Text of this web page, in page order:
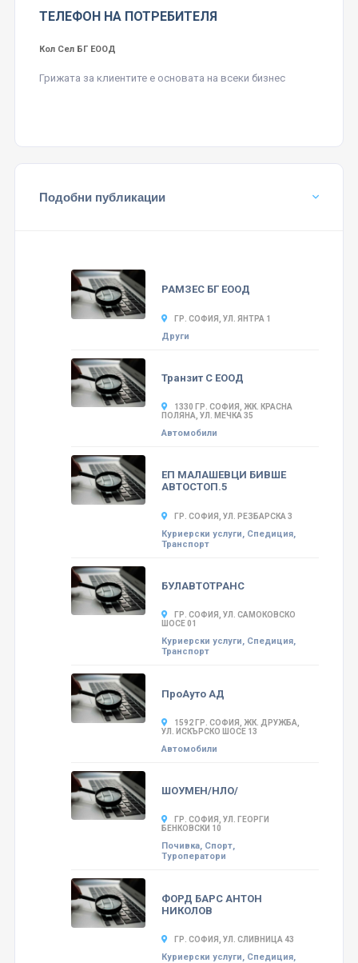
ТЕЛЕФОН НА ПОТРЕБИТЕЛЯ
Кол Сел БГ ЕООД
Грижата за клиентите е основата на всеки бизнес
Подобни публикации
РАМЗЕС БГ ЕООД
ГР. СОФИЯ, УЛ. ЯНТРА 1
Други
Транзит С ЕООД
1330 ГР. СОФИЯ, ЖК. КРАСНА
ПОЛЯНА, УЛ. МЕЧКА 35
Автомобили
ЕП МАЛАШЕВЦИ БИВШЕ
АВТОСТОП.5
ГР. СОФИЯ, УЛ. РЕЗБАРСКА 3
Куриерски услуги, Спедиция,
Транспорт
БУЛАВТОТРАНС
ГР. СОФИЯ, УЛ. САМОКОВСКО
ШОСЕ 01
Куриерски услуги, Спедиция,
Транспорт
ПроАуто АД
1592 ГР. СОФИЯ, ЖК. ДРУЖБА,
УЛ. ИСКЪРСКО ШОСЕ 13
Автомобили
ШОУМЕН/НЛО/
ГР. СОФИЯ, УЛ. ГЕОРГИ
БЕНКОВСКИ 10
Почивка, Спорт,
Туроператори
ФОРД БАРС АНТОН
НИКОЛОВ
ГР. СОФИЯ, УЛ. СЛИВНИЦА 43
Куриерски услуги, Спедиция,